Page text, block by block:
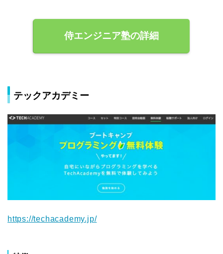
侍エンジニア塾の詳細
テックアカデミー
https://techacademy.jp/